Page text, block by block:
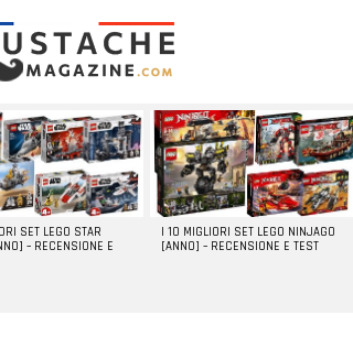
SET LEGO STAR
– RECENSIONE E
I 10 MIGLIORI SET LEGO NINJAGO
[ANNO] – RECENSIONE E TEST